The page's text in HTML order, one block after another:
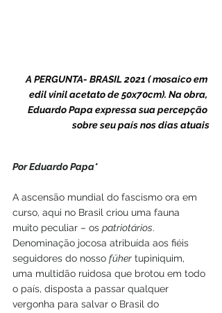
A PERGUNTA- BRASIL 2021 ( mosaico em
edil vinil acetato de 50x70cm). Na obra,
Eduardo Papa expressa sua percepção
sobre seu país nos dias atuais
Por Eduardo Papa*
A ascensão mundial do fascismo ora em
curso, aqui no Brasil criou uma fauna
muito peculiar – os patriotários.
Denominação jocosa atribuída aos fiéis
seguidores do nosso füher tupiniquim,
uma multidão ruidosa que brotou em todo
o país, disposta a passar qualquer
vergonha para salvar o Brasil do